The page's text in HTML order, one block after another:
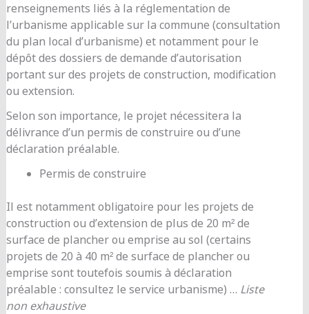
renseignements liés à la réglementation de
l’urbanisme applicable sur la commune (consultation
du plan local d’urbanisme) et notamment pour le
dépôt des dossiers de demande d’autorisation
portant sur des projets de construction, modification
ou extension.
Selon son importance, le projet nécessitera la
délivrance d’un permis de construire ou d’une
déclaration préalable.
Permis de construire
Il est notamment obligatoire pour les projets de
construction ou d’extension de plus de 20 m² de
surface de plancher ou emprise au sol (certains
projets de 20 à 40 m² de surface de plancher ou
emprise sont toutefois soumis à déclaration
préalable : consultez le service urbanisme) … Liste
non exhaustive